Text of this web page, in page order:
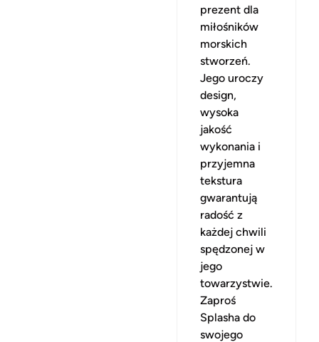
prezent dla
miłośników
morskich
stworzeń.
Jego uroczy
design,
wysoka
jakość
wykonania i
przyjemna
tekstura
gwarantują
radość z
każdej chwili
spędzonej w
jego
towarzystwie.
Zaproś
Splasha do
swojego